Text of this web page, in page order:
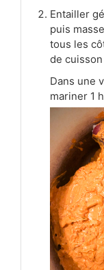
Entailler
puis
tous les
de
Dans une
mariner 1